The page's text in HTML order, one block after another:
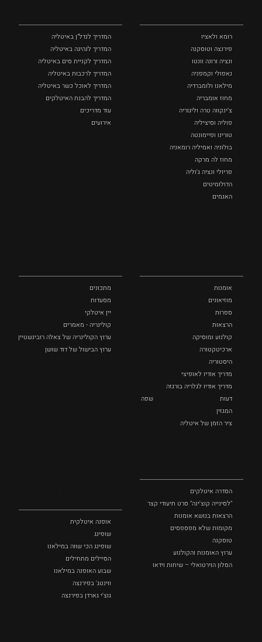
רומא ולאציו
פירנצה וטוסקנה ‏
ונציה ורונה וונטו
נאפולי‏ וקמפניה
מילאנו ולומברדיה
מחוז אומבריה
צ'ינקווה טרה וליגוריה
פוליה וסיציליה ‏
טורינו ופיימונטה
בולוניה ואמיליה רומאניה
מחוז לה מרקה
פריולי ונציה ג'וליה
הדולומיטים
האגמים
המדריך לנדל"ן באיטליה
המדריך לנהיגה באיטליה
המדריך לקניית סים באיטליה
המדריך לרכבות באיטליה
המדריך לאוכל כשר באיטליה
המדריך להבנת האיטלקים
עוד מדריכים
אירועים
אומנות
מוזיאונים
ספרות
הרצאות
קולנוע ומוסיקה
ארכיטקטורה
היסטוריה
מדריך אודיו לאופיצי
מדריך אודיו לגלריה בורגזה
דעות
שפה
המגזין
ציר הזמן של איטליה
מתכונים
מסעדות
יין איטלקי
קולינריה - מאמרים
ערוץ הקולינריה של צאלה רובינשטיין
ערוץ הבישול של דוד שושן
הסדרה איטלקים
"לסינייה קוצ'ינה" סרט תיעודי קצר
הרצאות בנושא אומנות
מקומות שלא מפספסים
טוסקנה
ערוץ האומנות והקולנוע
הסלון הוירטואלי – שיחות וידאו
אופנה איטלקית
שופינג
שופינג הכי שווה במילאנו
הסיילים מתחילים
שבוע האופנה במילאנו
ווינטג' בפירנצה
גוצ'י גארדן בפירנצה